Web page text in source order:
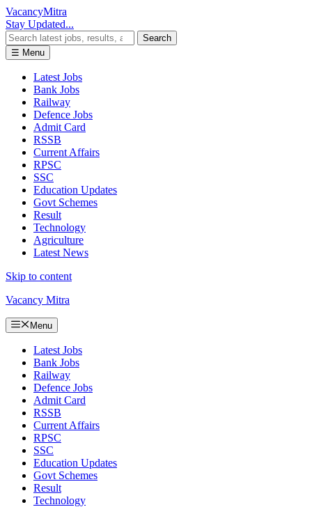
VacancyMitra
Stay Updated...
Search
☰ Menu
Latest Jobs
Bank Jobs
Railway
Defence Jobs
Admit Card
RSSB
Current Affairs
RPSC
SSC
Education Updates
Govt Schemes
Result
Technology
Agriculture
Latest News
Skip to content
Vacancy Mitra
Menu
Latest Jobs
Bank Jobs
Railway
Defence Jobs
Admit Card
RSSB
Current Affairs
RPSC
SSC
Education Updates
Govt Schemes
Result
Technology